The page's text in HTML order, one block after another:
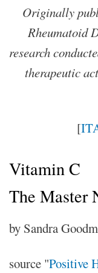
Originally
Rheumatoid
research
therapeutic
[
Vitamin C
The Master
by Sandra
source "Positive